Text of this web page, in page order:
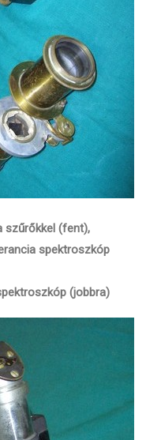
szűrőkkel (fent),
spektroszkóp
(jobbra)